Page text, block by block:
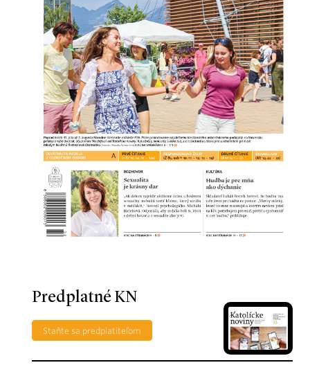
Predplatné KN
Staňte sa predplatiteľom